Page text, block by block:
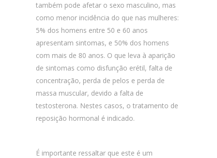
também pode afetar o sexo masculino, mas
como menor incidência do que nas mulheres:
5% dos homens entre 50 e 60 anos
apresentam sintomas, e 50% dos homens
com mais de 80 anos. O que leva à aparição
de sintomas como disfunção erétil, falta de
concentração, perda de pelos e perda de
massa muscular, devido a falta de
testosterona. Nestes casos, o tratamento de
reposição hormonal é indicado.
É importante ressaltar que este é um